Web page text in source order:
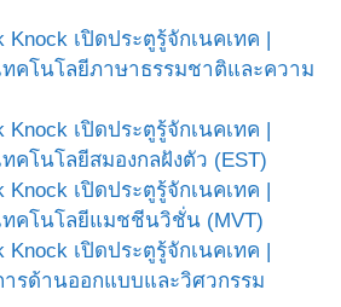
Knock เปิดประตูรู้จักเนคเทค |
ทคโนโลยีภาษาธรรมชาติและความ
Knock เปิดประตูรู้จักเนคเทค |
ทคโนโลยีสมองกลฝังตัว (EST)
Knock เปิดประตูรู้จักเนคเทค |
ทคโนโลยีแมชชีนวิชั่น (MVT)
Knock เปิดประตูรู้จักเนคเทค |
ารด้านออกแบบและวิศวกรรม